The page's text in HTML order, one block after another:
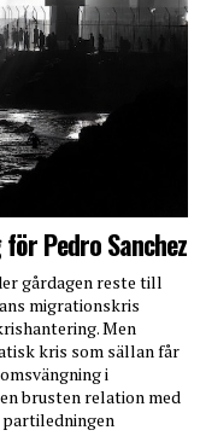
Pedro Sanchez
gårdagen reste till
migrationskris
Men
kris som sällan får
i
brusten relation med
partiledningen